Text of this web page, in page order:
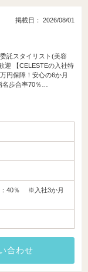
掲載日： 2026/08/01
託スタイリスト(美容
迎 【CELESTEの入社特
円保障！安心の6か月
歩合率70％…
40％ ※入社3か月
合わせ